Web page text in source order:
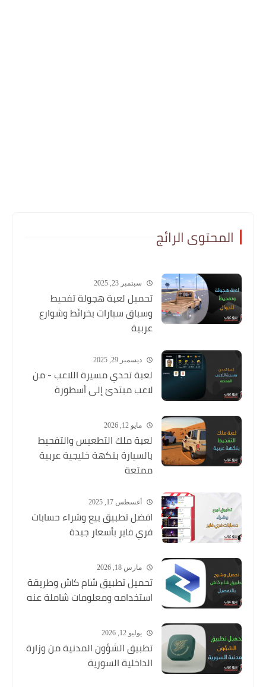
المحتوى الرائج
سبتمبر 23, 2025
تحميل لعبة هجولة تفحيط
وسباق سيارات بخرائط وشوارع
عربية
ديسمبر 29, 2025
لعبة تحدي مسيرة اللاعب - من
لاعب مبتدئ إلى أسطورة
مايو 12, 2026
لعبة ملك التطعيس والتفحيط
بالسيارة بنكهة خليجية عربية
ممتعة
أغسطس 17, 2025
افضل تطبيق بيع وشراء حسابات
فري فاير بأسعار جيدة
مارس 18, 2026
تحميل تطبيق شام كاش وطريقة
استخدامه ومعلومات شاملة عنه
يوليو 12, 2026
تطبيق الشؤون المدنية من وزارة
الداخلية السورية